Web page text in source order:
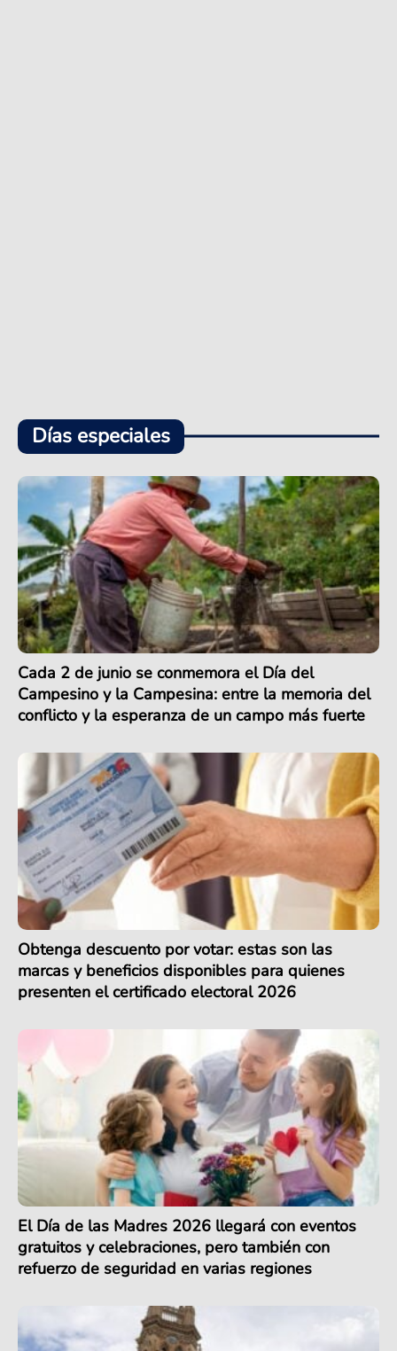
Días especiales
Cada 2 de junio se conmemora el Día del
Campesino y la Campesina: entre la memoria del
conflicto y la esperanza de un campo más fuerte
Obtenga descuento por votar: estas son las
marcas y beneficios disponibles para quienes
presenten el certificado electoral 2026
El Día de las Madres 2026 llegará con eventos
gratuitos y celebraciones, pero también con
refuerzo de seguridad en varias regiones